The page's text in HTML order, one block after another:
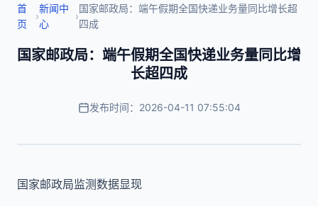
首
页
›
新闻中
心
›
国家邮政局：端午假期全国快递业务量同比增长超
四成
国家邮政局：端午假期全国快递业务量同比增
长超四成
发布时间：2026-04-11 07:55:04
国家邮政局监测数据显现